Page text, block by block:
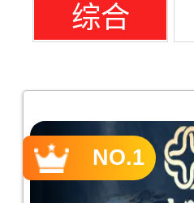
综合
NO.1